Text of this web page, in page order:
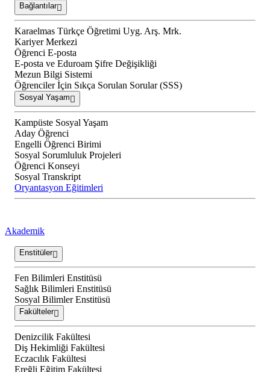
Bağlantılar
Karaelmas Türkçe Öğretimi Uyg. Arş. Mrk.
Kariyer Merkezi
Öğrenci E-posta
E-posta ve Eduroam Şifre Değişikliği
Mezun Bilgi Sistemi
Öğrenciler İçin Sıkça Sorulan Sorular (SSS)
Sosyal Yaşam
Kampüste Sosyal Yaşam
Aday Öğrenci
Engelli Öğrenci Birimi
Sosyal Sorumluluk Projeleri
Öğrenci Konseyi
Sosyal Transkript
Oryantasyon Eğitimleri
Akademik
Enstitüler
Fen Bilimleri Enstitüsü
Sağlık Bilimleri Enstitüsü
Sosyal Bilimler Enstitüsü
Fakülteler
Denizcilik Fakültesi
Diş Hekimliği Fakültesi
Eczacılık Fakültesi
Ereğli Eğitim Fakültesi